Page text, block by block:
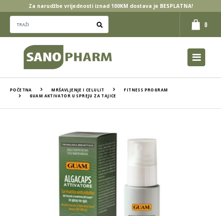
Za narudžbe vrijednosti iznad 100KM dostava je BESPLATNA!
0
POČETNA MRŠAVLJENJE I CELULIT
FITNESS PROGRAM
GUAM AKTIVATOR U SPREJU ZA TAJICE